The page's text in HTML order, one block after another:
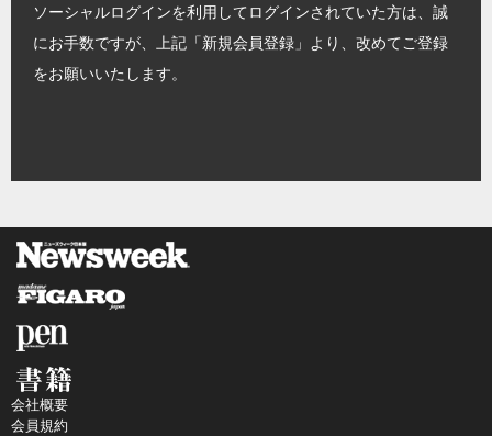
ソーシャルログインを利用してログインされていた方は、誠
にお手数ですが、上記「新規会員登録」より、改めてご登録
をお願いいたします。
会社概要
会員規約